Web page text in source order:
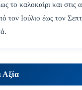
το καλοκαίρι και στις
τον Ιούλιο έως τον
Αξία